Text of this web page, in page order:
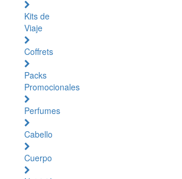
Kits de
Viaje
Coffrets
Packs
Promocionales
Perfumes
Cabello
Cuerpo